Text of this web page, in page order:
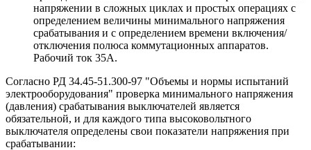
напряжении в сложных циклах и простых операциях с
определением величины минимального напряжения
срабатывания и с определением времени включения/
отключения полюса коммутационных аппаратов.
Рабочий ток 35А.
Согласно РД 34.45-51.300-97 "Объемы и нормы испытаний
электрооборудования" проверка минимального напряжения
(давления) срабатывания выключателей является
обязательной, и для каждого типа высоковольтного
выключателя определены свои показатели напряжения при
срабатывании: